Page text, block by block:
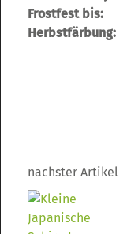
Frostfest bis:
Herbstfärbung:
nachster Artikel